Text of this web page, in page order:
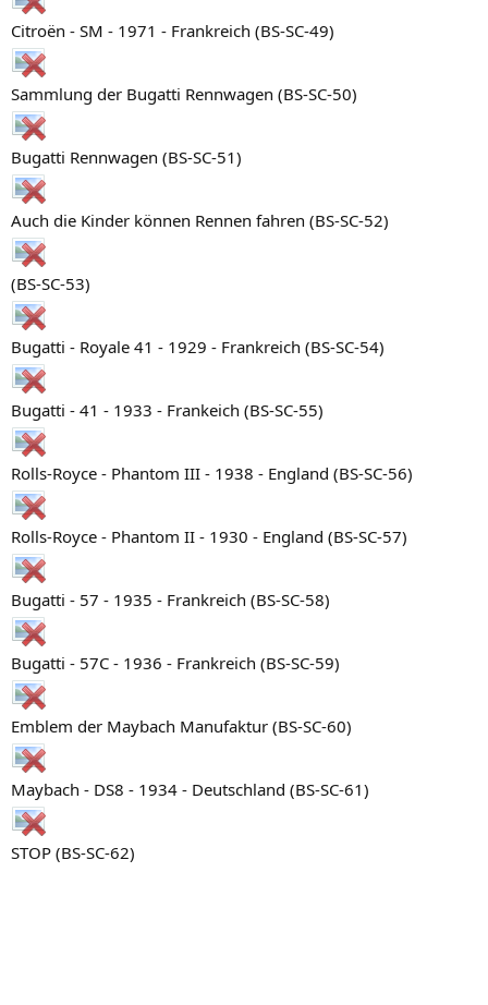
Citroën - SM - 1971 - Frankreich (BS-SC-49)
Sammlung der Bugatti Rennwagen (BS-SC-50)
Bugatti Rennwagen (BS-SC-51)
Auch die Kinder können Rennen fahren (BS-SC-52)
(BS-SC-53)
Bugatti - Royale 41 - 1929 - Frankreich (BS-SC-54)
Bugatti - 41 - 1933 - Frankeich (BS-SC-55)
Rolls-Royce - Phantom III - 1938 - England (BS-SC-56)
Rolls-Royce - Phantom II - 1930 - England (BS-SC-57)
Bugatti - 57 - 1935 - Frankreich (BS-SC-58)
Bugatti - 57C - 1936 - Frankreich (BS-SC-59)
Emblem der Maybach Manufaktur (BS-SC-60)
Maybach - DS8 - 1934 - Deutschland (BS-SC-61)
STOP (BS-SC-62)